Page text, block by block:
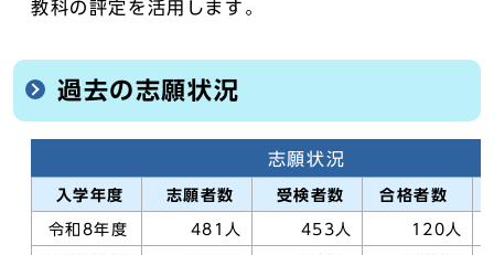
教科の評定を活用します。
過去の志願状況
志願状況
入学年度 志願者数 受検者数 合格者数
令和8年度 481人 453人 120人